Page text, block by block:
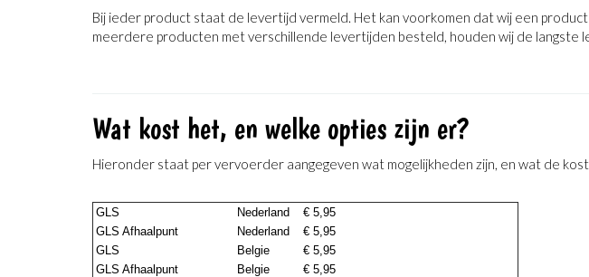
Bij ieder product staat de levertijd vermeld. Het kan voorkomen dat wij een
meerdere producten met verschillende levertijden besteld, houden wij de langste
Wat kost het, en welke opties zijn er?
Hieronder staat per vervoerder aangegeven wat mogelijkheden zijn, en wat de
GLS Nederland
€ 5,95
GLS Afhaalpunt
Nederland
€ 5,95
GLS
Belgie
€ 5,95
GLS Afhaalpunt
Belgie
€ 5,95